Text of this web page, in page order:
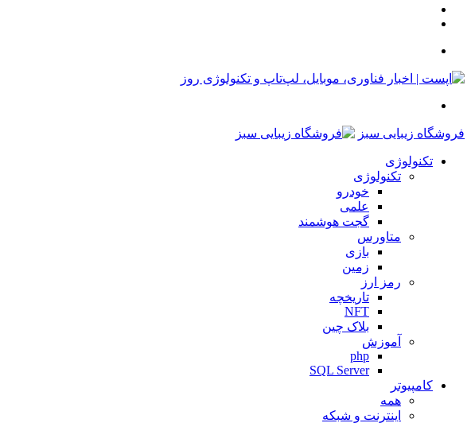
فروشگاه زیبایی سبز
تکنولوژی
تکنولوژی
خودرو
علمی
گجت هوشمند
متاورس
بازی
زمین
رمز ارز
تاریخچه
NFT
بلاک چین
آموزش
php
SQL Server
کامپیوتر
همه
اینترنت و شبکه